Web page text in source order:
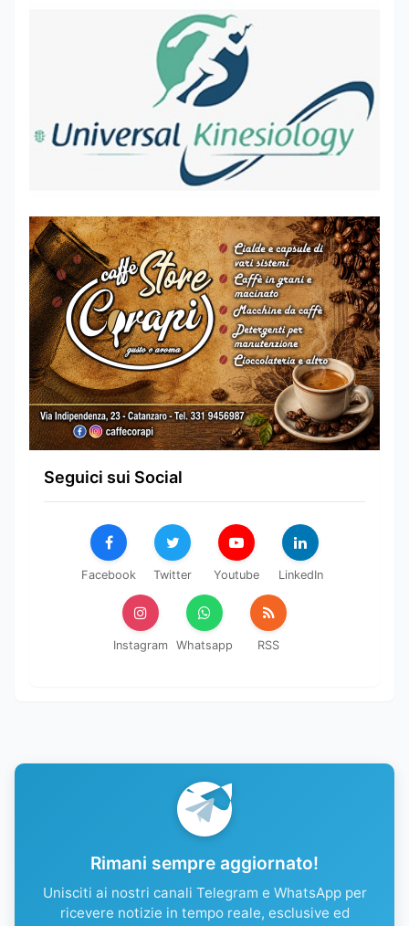
Seguici sui Social
Facebook Twitter Youtube LinkedIn
Instagram Whatsapp RSS
Rimani sempre aggiornato!
Unisciti ai nostri canali Telegram e WhatsApp per
ricevere notizie in tempo reale, esclusive ed